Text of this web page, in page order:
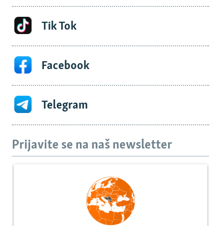
Tik Tok
Facebook
Telegram
Prijavite se na naš newsletter